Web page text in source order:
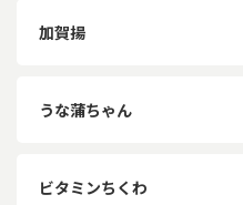
加賀揚
うな蒲ちゃん
ビタミンちくわ